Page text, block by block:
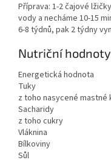
Příprava: 1-2 čajové
vody a necháme 10-15
6-8 týdnů, pak 2 týdny
Nutriční hodnoty
Energetická hodnota
Tuky
z toho nasycené mastné
Sacharidy
z toho cukry
Vláknina
Bílkoviny
Sůl